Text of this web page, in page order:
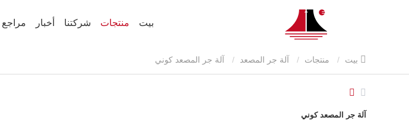
بيت منتجات شركتنا أخبار مراجع
منتجات آلة جر المصعد
آلة جر المصعد كوني